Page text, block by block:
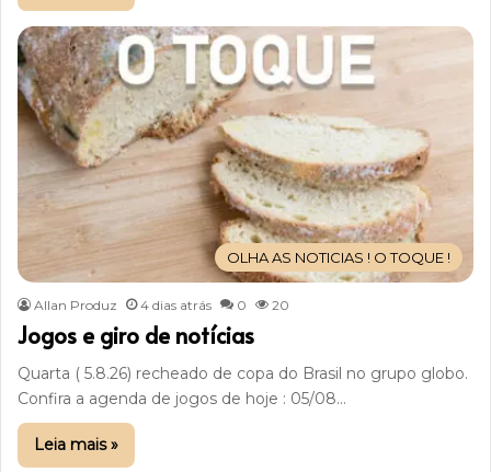
OLHA AS NOTICIAS ! O TOQUE !
Allan Produz 4 dias atrás 0 20
Jogos e giro de notícias
Quarta ( 5.8.26) recheado de copa do Brasil no grupo globo.
Confira a agenda de jogos de hoje : 05/08…
Leia mais »